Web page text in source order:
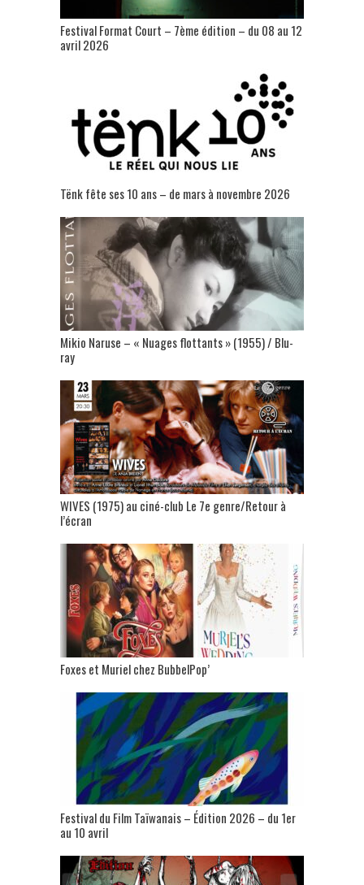
Festival Format Court – 7ème édition – du 08 au 12
avril 2026
Tënk fête ses 10 ans – de mars à novembre 2026
Mikio Naruse – « Nuages flottants » (1955) / Blu-
ray
WIVES (1975) au ciné-club Le 7e genre/Retour à
l’écran
Foxes et Muriel chez BubbelPop’
Festival du Film Taïwanais – Édition 2026 – du 1er
au 10 avril